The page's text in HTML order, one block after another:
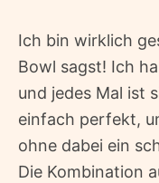
Ich bin wirklich
Bowl sagst! Ich
und jedes Mal ist
einfach perfekt,
ohne dabei ein
Die Kombination